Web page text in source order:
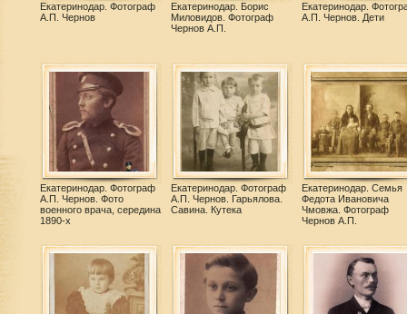
Екатеринодар. Фотограф
А.П. Чернов
Екатеринодар. Борис
Миловидов. Фотограф
Чернов А.П.
Екатеринодар.
А.П. Чернов. Дети
Екатеринодар. Фотограф
А.П. Чернов. Фото
военного врача, середина
1890-х
Екатеринодар. Фотограф
А.П. Чернов. Гарьялова.
Савина. Кутека
Екатеринодар. Семья
Федота Ивановича
Чмовжа. Фотограф
Чернов А.П.